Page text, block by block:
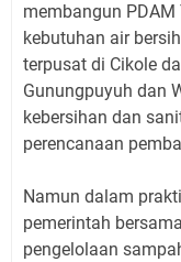
membangun
kebutuhan air
terpusat di Cikole
Gunungpuyuh dan
kebersihan dan
perencanaan
Namun dalam
pemerintah
pengelolaan